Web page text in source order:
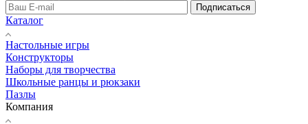
Подписаться
Каталог
Настольные игры
Конструкторы
Наборы для творчества
Школьные ранцы и рюкзаки
Пазлы
Компания